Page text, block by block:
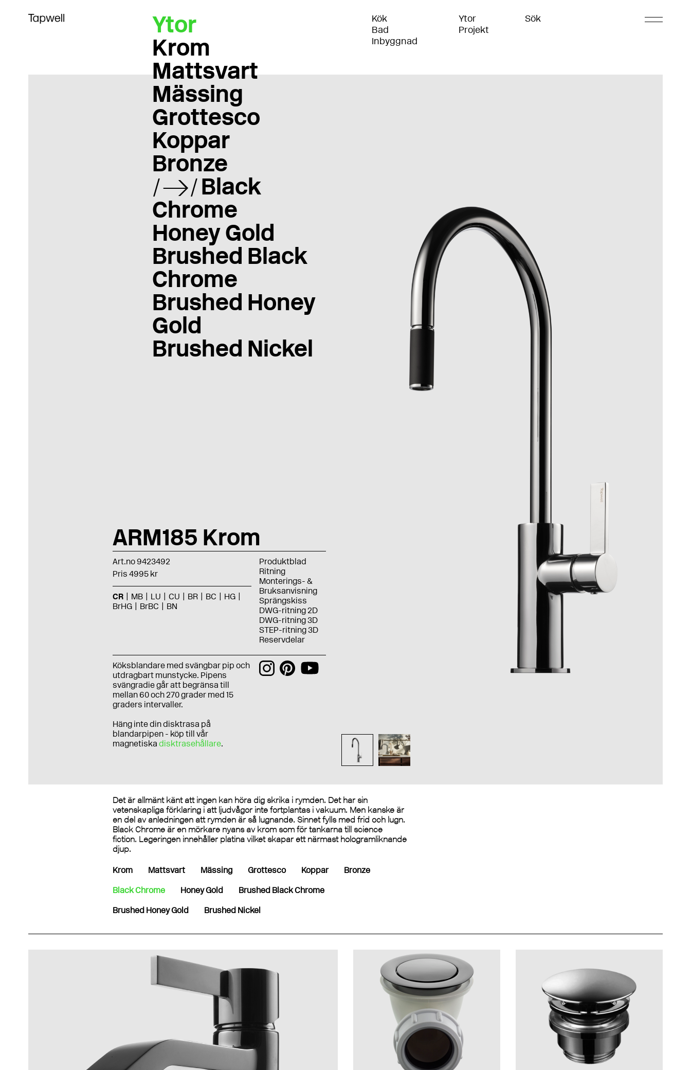
Ytor
Krom
Mattsvart
Mässing
Grottesco
Koppar
Bronze
Black
Chrome
Honey Gold
Brushed Black
Chrome
Brushed Honey
Gold
Brushed Nickel
Kök
Bad
Inbyggnad
Ytor
Projekt
Sök
ARM185 Krom
Art.no 9423492
Pris 4995 kr
CR MB LU CU BR BC
HG
BrHG
BrBC BN
Produktblad
Ritning
Monterings- &
Bruksanvisning
Sprängskiss
DWG-ritning 2D
DWG-ritning 3D
STEP-ritning 3D
Reservdelar
Köksblandare med svängbar pip och
utdragbart munstycke. Pipens
svängradie går att begränsa till
mellan 60 och 270 grader med 15
graders intervaller.
Häng inte din disktrasa på
blandarpipen - köp till vår
magnetiskadisktrasehållare.
Det är allmänt känt att ingen kan höra dig skrika i rymden. Det har sin
vetenskapliga förklaring i att ljudvågor inte fortplantas i vakuum. Men kanske är
en del av anledningen att rymden är så lugnande. Sinnet fylls med frid och lugn.
Black Chrome är en mörkare nyans av krom som för tankarna till science
fiction. Legeringen innehåller platina vilket skapar ett närmast hologramliknande
djup.
Krom Mattsvart Mässing Grottesco Koppar Bronze
Black Chrome Honey Gold Brushed Black Chrome
Brushed Honey Gold Brushed Nickel